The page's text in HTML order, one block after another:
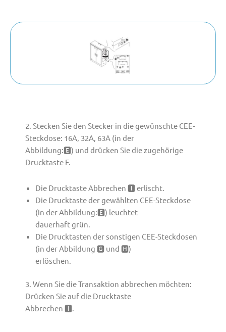
2. Stecken Sie den Stecker in die gewünschte CEE-
Steckdose: 16A, 32A, 63A (in der
Abbildung:🅴) und drücken Sie die zugehörige
Drucktaste F.
Die Drucktaste Abbrechen 🅸 erlischt.
Die Drucktaste der gewählten CEE-Steckdose
(in der Abbildung:🅴) leuchtet
dauerhaft grün.
Die Drucktasten der sonstigen CEE-Steckdosen
(in der Abbildung 🅶 und 🅷)
erlöschen.
3. Wenn Sie die Transaktion abbrechen möchten:
Drücken Sie auf die Drucktaste
Abbrechen 🅸.